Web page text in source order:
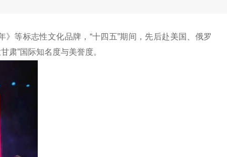
等标志性文化品牌，“十四五”期间，先后赴美国、俄罗
肃”国际知名度与美誉度。